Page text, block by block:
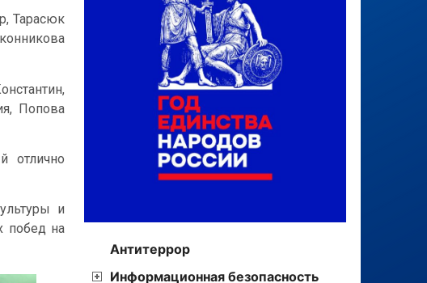
Тарасюк
Попова
отлично
и
побед на
Антитеррор
Информационная безопасность